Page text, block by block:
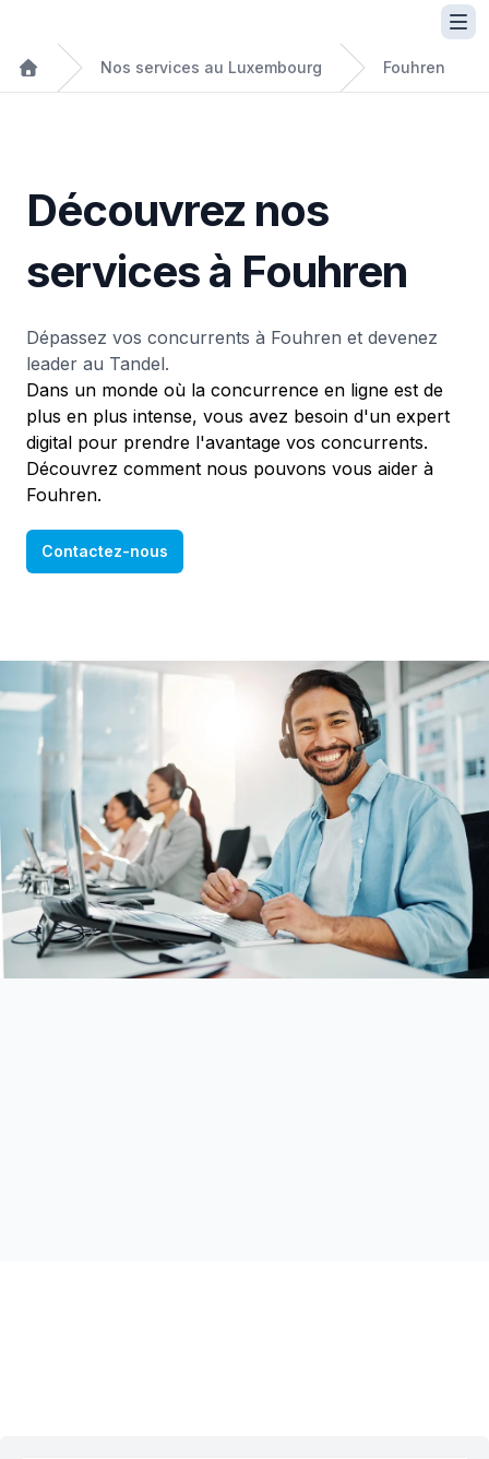
Nos services au Luxembourg Fouhren
Découvrez nos
services à Fouhren
Dépassez vos concurrents à Fouhren et devenez
leader au Tandel.
Dans un monde où la concurrence en ligne est de
plus en plus intense, vous avez besoin d'un expert
digital pour prendre l'avantage vos concurrents.
Découvrez comment nous pouvons vous aider à
Fouhren.
Contactez-nous